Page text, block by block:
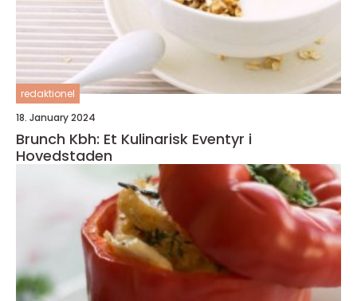
redaktionel
18. January 2024
Brunch Kbh: Et Kulinarisk Eventyr i
Hovedstaden